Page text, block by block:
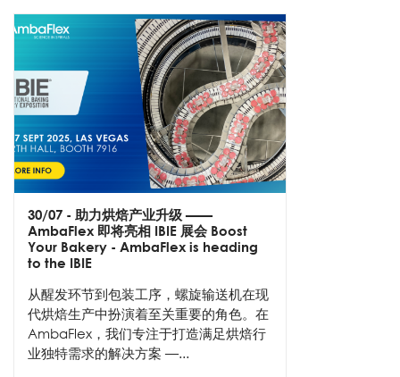
30/07 - 助力烘焙产业升级 ——
AmbaFlex 即将亮相 IBIE 展会 Boost
Your Bakery - AmbaFlex is heading
to the IBIE
从醒发环节到包装工序，螺旋输送机在现
代烘焙生产中扮演着至关重要的角色。在
AmbaFlex，我们专注于打造满足烘焙行
业独特需求的解决方案 —...